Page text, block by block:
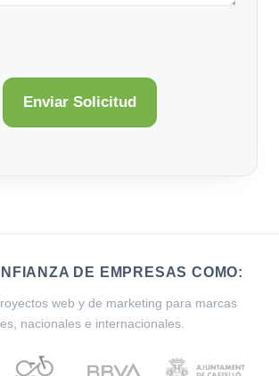
DE EMPRESAS COMO:
web y de marketing para marcas
nacionales e internacionales.